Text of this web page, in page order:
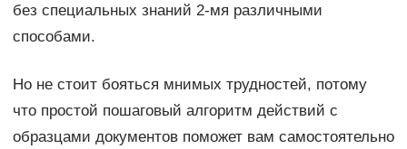
без специальных знаний 2-мя различными
способами.
Но не стоит бояться мнимых трудностей, потому
что простой пошаговый алгоритм действий с
образцами документов поможет вам самостоятельно